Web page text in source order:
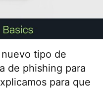
tipo de
de phishing para
para que